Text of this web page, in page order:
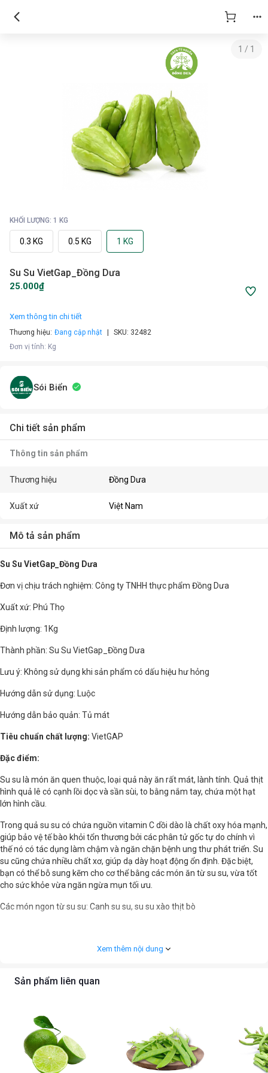
1 / 1
KHỐI LƯỢNG: 1 KG
0.3 KG 0.5 KG 1 KG
Su Su VietGap_Đồng Dưa
25.000₫
Xem thông tin chi tiết
Thương hiệu: Đang cập nhật SKU: 32482
Đơn vị tính: Kg
Sói Biển
Chi tiết sản phẩm
Thông tin sản phẩm
Thương hiệu Đồng Dưa
Xuất xứ Việt Nam
Mô tả sản phẩm
Su Su VietGap_Đồng Dưa
Đơn vị chịu trách nghiệm: Công ty TNHH thực phẩm Đồng Dưa
Xuất xứ: Phú Thọ
Định lượng: 1Kg
Thành phần: Su Su VietGap_Đồng Dưa
Lưu ý: Không sử dụng khi sản phẩm có dấu hiệu hư hỏng
Hướng dẫn sử dụng: Luộc
Hướng dẫn bảo quản: Tủ mát
Tiêu chuẩn chất lượng: VietGAP
Đặc điểm:
Su su là món ăn quen thuộc, loại quả này ăn rất mát, lành tính. Quả thịt
hình quả lê có cạnh lồi dọc và sần sùi, to bằng nắm tay, chứa một hạt
lớn hình cầu.
Trong quả su su có chứa nguồn vitamin C dồi dào là chất oxy hóa mạnh,
giúp bảo vệ tế bào khỏi tổn thương bởi các phân tử gốc tự do chính vì
thế nó có tác dụng làm chậm và ngăn chặn bệnh ung thư phát triển. Su
su cũng chứa nhiều chất xơ, giúp dạ dày hoạt động ổn định. Đặc biệt,
bạn có thể bỗ sung kẽm cho cơ thể bằng các món ăn từ su su, vừa tốt
cho sức khỏe vừa ngăn ngừa mụn tối ưu.
Các món ngon từ su su: Canh su su, su su xào thịt bò
Xem thêm nội dung
Sản phẩm liên quan